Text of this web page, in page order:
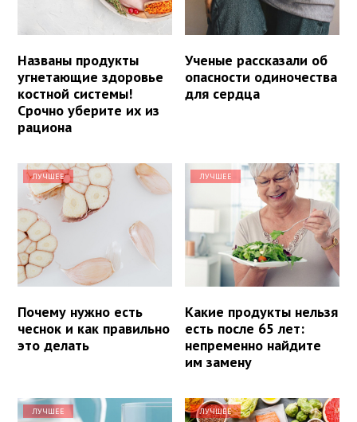
Названы продукты
угнетающие здоровье
костной системы!
Срочно уберите их из
рациона
Ученые рассказали об
опасности одиночества
для сердца
ЛУЧШЕЕ
Почему нужно есть
чеснок и как правильно
это делать
ЛУЧШЕЕ
Какие продукты нельзя
есть после 65 лет:
непременно найдите
им замену
ЛУЧШЕЕ ЛУЧШЕЕ